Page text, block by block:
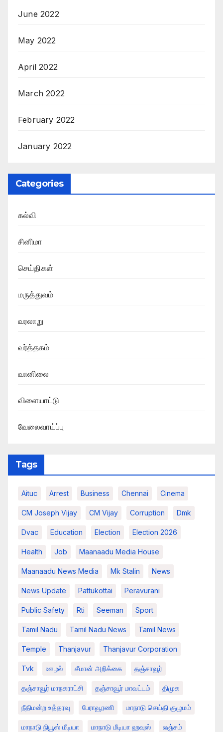
June 2022
May 2022
April 2022
March 2022
February 2022
January 2022
Categories
கல்வி
சினிமா
செய்திகள்
மருத்துவம்
வரலாறு
வர்த்தகம்
வானிலை
விளையாட்டு
வேலைவாய்ப்பு
Tags
Aituc Arrest Business Chennai Cinema
CM Joseph Vijay CM Vijay Corruption Dmk
Dvac Education Election Election 2026
Health Job Maanaadu Media House
Maanaadu News Media Mk Stalin News
News Update Pattukottai Peravurani
Public Safety Rti Seeman Sport
Tamil Nadu Tamil Nadu News Tamil News
Temple Thanjavur Thanjavur Corporation
Tvk ஊழல் சீமான் அறிக்கை தஞ்சாவூர்
தஞ்சாவூர் மாநகராட்சி தஞ்சாவூர் மாவட்டம் திமுக
நீதிமன்ற உத்தரவு பேராவூரணி மாநாடு செய்தி குழுமம்
மாநாடு நியூஸ் மீடியா மாநாடு மீடியா ஹவுஸ் லஞ்சம்